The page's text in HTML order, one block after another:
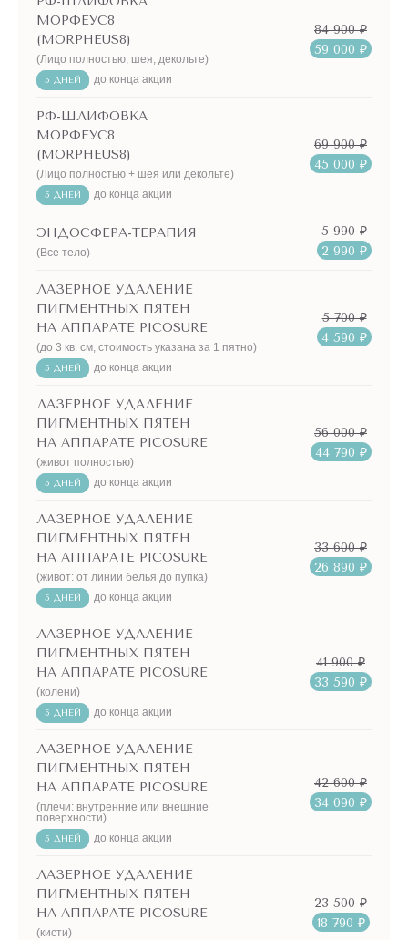
МОРФЕУС8
(MORPHEUS8)
(Лицо полностью, шея, декольте)
5 ДНЕЙ до конца акции
84 900 ₽
59 000 ₽
РФ-ШЛИФОВКА
МОРФЕУС8
(MORPHEUS8)
(Лицо полностью + шея или декольте)
5 ДНЕЙ до конца акции
69 900 ₽
45 000 ₽
ЭНДОСФЕРА-ТЕРАПИЯ
(Все тело)
5 990 ₽
2 990 ₽
ЛАЗЕРНОЕ УДАЛЕНИЕ
ПИГМЕНТНЫХ ПЯТЕН
НА АППАРАТЕ PICOSURE
(до 3 кв. см, стоимость указана за 1 пятно)
5 ДНЕЙ до конца акции
5 700 ₽
4 590 ₽
ЛАЗЕРНОЕ УДАЛЕНИЕ
ПИГМЕНТНЫХ ПЯТЕН
НА АППАРАТЕ PICOSURE
(живот полностью)
5 ДНЕЙ до конца акции
56 000 ₽
44 790 ₽
ЛАЗЕРНОЕ УДАЛЕНИЕ
ПИГМЕНТНЫХ ПЯТЕН
НА АППАРАТЕ PICOSURE
(живот: от линии белья до пупка)
5 ДНЕЙ до конца акции
33 600 ₽
26 890 ₽
ЛАЗЕРНОЕ УДАЛЕНИЕ
ПИГМЕНТНЫХ ПЯТЕН
НА АППАРАТЕ PICOSURE
(колени)
5 ДНЕЙ до конца акции
41 900 ₽
33 590 ₽
ЛАЗЕРНОЕ УДАЛЕНИЕ
ПИГМЕНТНЫХ ПЯТЕН
НА АППАРАТЕ PICOSURE
(плечи: внутренние или внешние
поверхности)
5 ДНЕЙ до конца акции
42 600 ₽
34 090 ₽
ЛАЗЕРНОЕ УДАЛЕНИЕ
ПИГМЕНТНЫХ ПЯТЕН
НА АППАРАТЕ PICOSURE
(кисти)
23 500 ₽
18 790 ₽